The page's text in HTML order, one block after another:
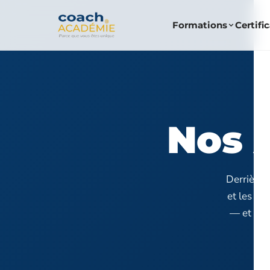
Formations
Nos
Derrière
et les
— et ce